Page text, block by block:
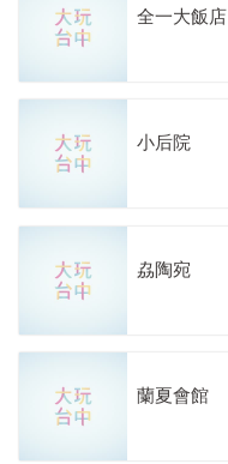
全一大飯店
小后院
劦陶宛
蘭夏會館